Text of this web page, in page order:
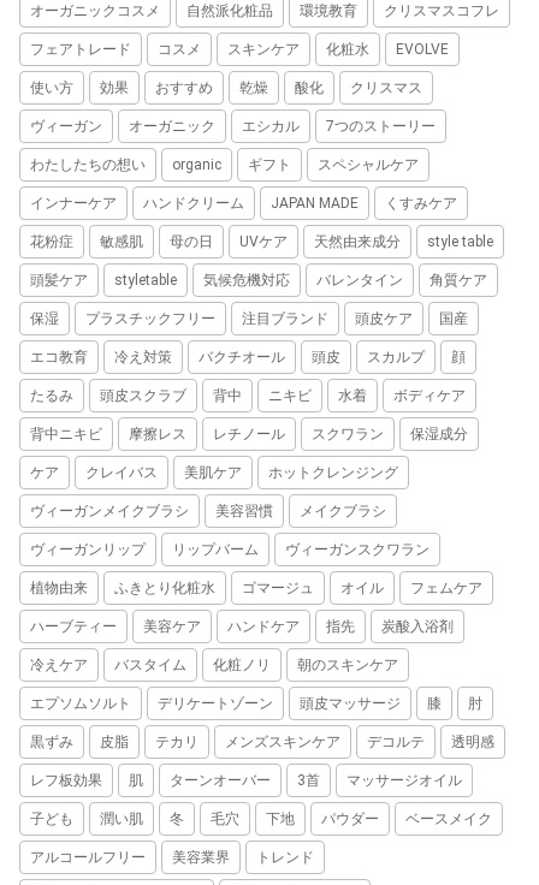
オーガニックコスメ 自然派化粧品 環境教育 クリスマスコフレ
フェアトレード コスメ スキンケア 化粧水 EVOLVE
使い方 効果 おすすめ 乾燥 酸化 クリスマス
ヴィーガン オーガニック エシカル 7つのストーリー
わたしたちの想い organic ギフト スペシャルケア
インナーケア ハンドクリーム JAPAN MADE くすみケア
花粉症 敏感肌 母の日 UVケア 天然由来成分 style table
頭髪ケア styletable 気候危機対応 バレンタイン 角質ケア
保湿 プラスチックフリー 注目ブランド 頭皮ケア 国産
エコ教育 冷え対策 バクチオール 頭皮 スカルプ 顔
たるみ 頭皮スクラブ 背中 ニキビ 水着 ボディケア
背中ニキビ 摩擦レス レチノール スクワラン 保湿成分
ケア クレイバス 美肌ケア ホットクレンジング
ヴィーガンメイクブラシ 美容習慣 メイクブラシ
ヴィーガンリップ リップバーム ヴィーガンスクワラン
植物由来 ふきとり化粧水 ゴマージュ オイル フェムケア
ハーブティー 美容ケア ハンドケア 指先 炭酸入浴剤
冷えケア バスタイム 化粧ノリ 朝のスキンケア
エプソムソルト デリケートゾーン 頭皮マッサージ 膝 肘
黒ずみ 皮脂 テカリ メンズスキンケア デコルテ 透明感
レフ板効果 肌 ターンオーバー 3首 マッサージオイル
子ども 潤い肌 冬 毛穴 下地 パウダー ベースメイク
アルコールフリー 美容業界 トレンド